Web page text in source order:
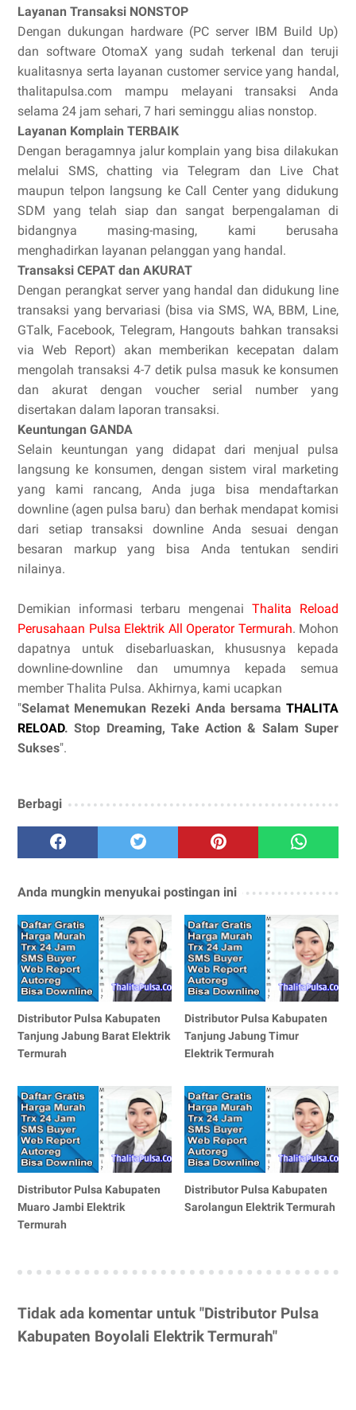
Layanan Transaksi NONSTOP
Dengan dukungan hardware (PC server IBM Build Up)
dan software OtomaX yang sudah terkenal dan teruji
kualitasnya serta layanan customer service yang handal,
thalitapulsa.com mampu melayani transaksi Anda
selama 24 jam sehari, 7 hari seminggu alias nonstop.
Layanan Komplain TERBAIK
Dengan beragamnya jalur komplain yang bisa dilakukan
melalui SMS, chatting via Telegram dan Live Chat
maupun telpon langsung ke Call Center yang didukung
SDM yang telah siap dan sangat berpengalaman di
bidangnya masing-masing, kami berusaha
menghadirkan layanan pelanggan yang handal.
Transaksi CEPAT dan AKURAT
Dengan perangkat server yang handal dan didukung line
transaksi yang bervariasi (bisa via SMS, WA, BBM, Line,
GTalk, Facebook, Telegram, Hangouts bahkan transaksi
via Web Report) akan memberikan kecepatan dalam
mengolah transaksi 4-7 detik pulsa masuk ke konsumen
dan akurat dengan voucher serial number yang
disertakan dalam laporan transaksi.
Keuntungan GANDA
Selain keuntungan yang didapat dari menjual pulsa
langsung ke konsumen, dengan sistem viral marketing
yang kami rancang, Anda juga bisa mendaftarkan
downline (agen pulsa baru) dan berhak mendapat komisi
dari setiap transaksi downline Anda sesuai dengan
besaran markup yang bisa Anda tentukan sendiri
nilainya.
Demikian informasi terbaru mengenai Thalita Reload
Perusahaan Pulsa Elektrik All Operator Termurah. Mohon
dapatnya untuk disebarluaskan, khususnya kepada
downline-downline dan umumnya kepada semua
member Thalita Pulsa. Akhirnya, kami ucapkan
"Selamat Menemukan Rezeki Anda bersama THALITA
RELOAD. Stop Dreaming, Take Action & Salam Super
Sukses".
Berbagi
Anda mungkin menyukai postingan ini
Distributor Pulsa Kabupaten
Tanjung Jabung Barat Elektrik
Termurah
Distributor Pulsa Kabupaten
Tanjung Jabung Timur
Elektrik Termurah
Distributor Pulsa Kabupaten
Muaro Jambi Elektrik
Termurah
Distributor Pulsa Kabupaten
Sarolangun Elektrik Termurah
Tidak ada komentar untuk "Distributor Pulsa
Kabupaten Boyolali Elektrik Termurah"